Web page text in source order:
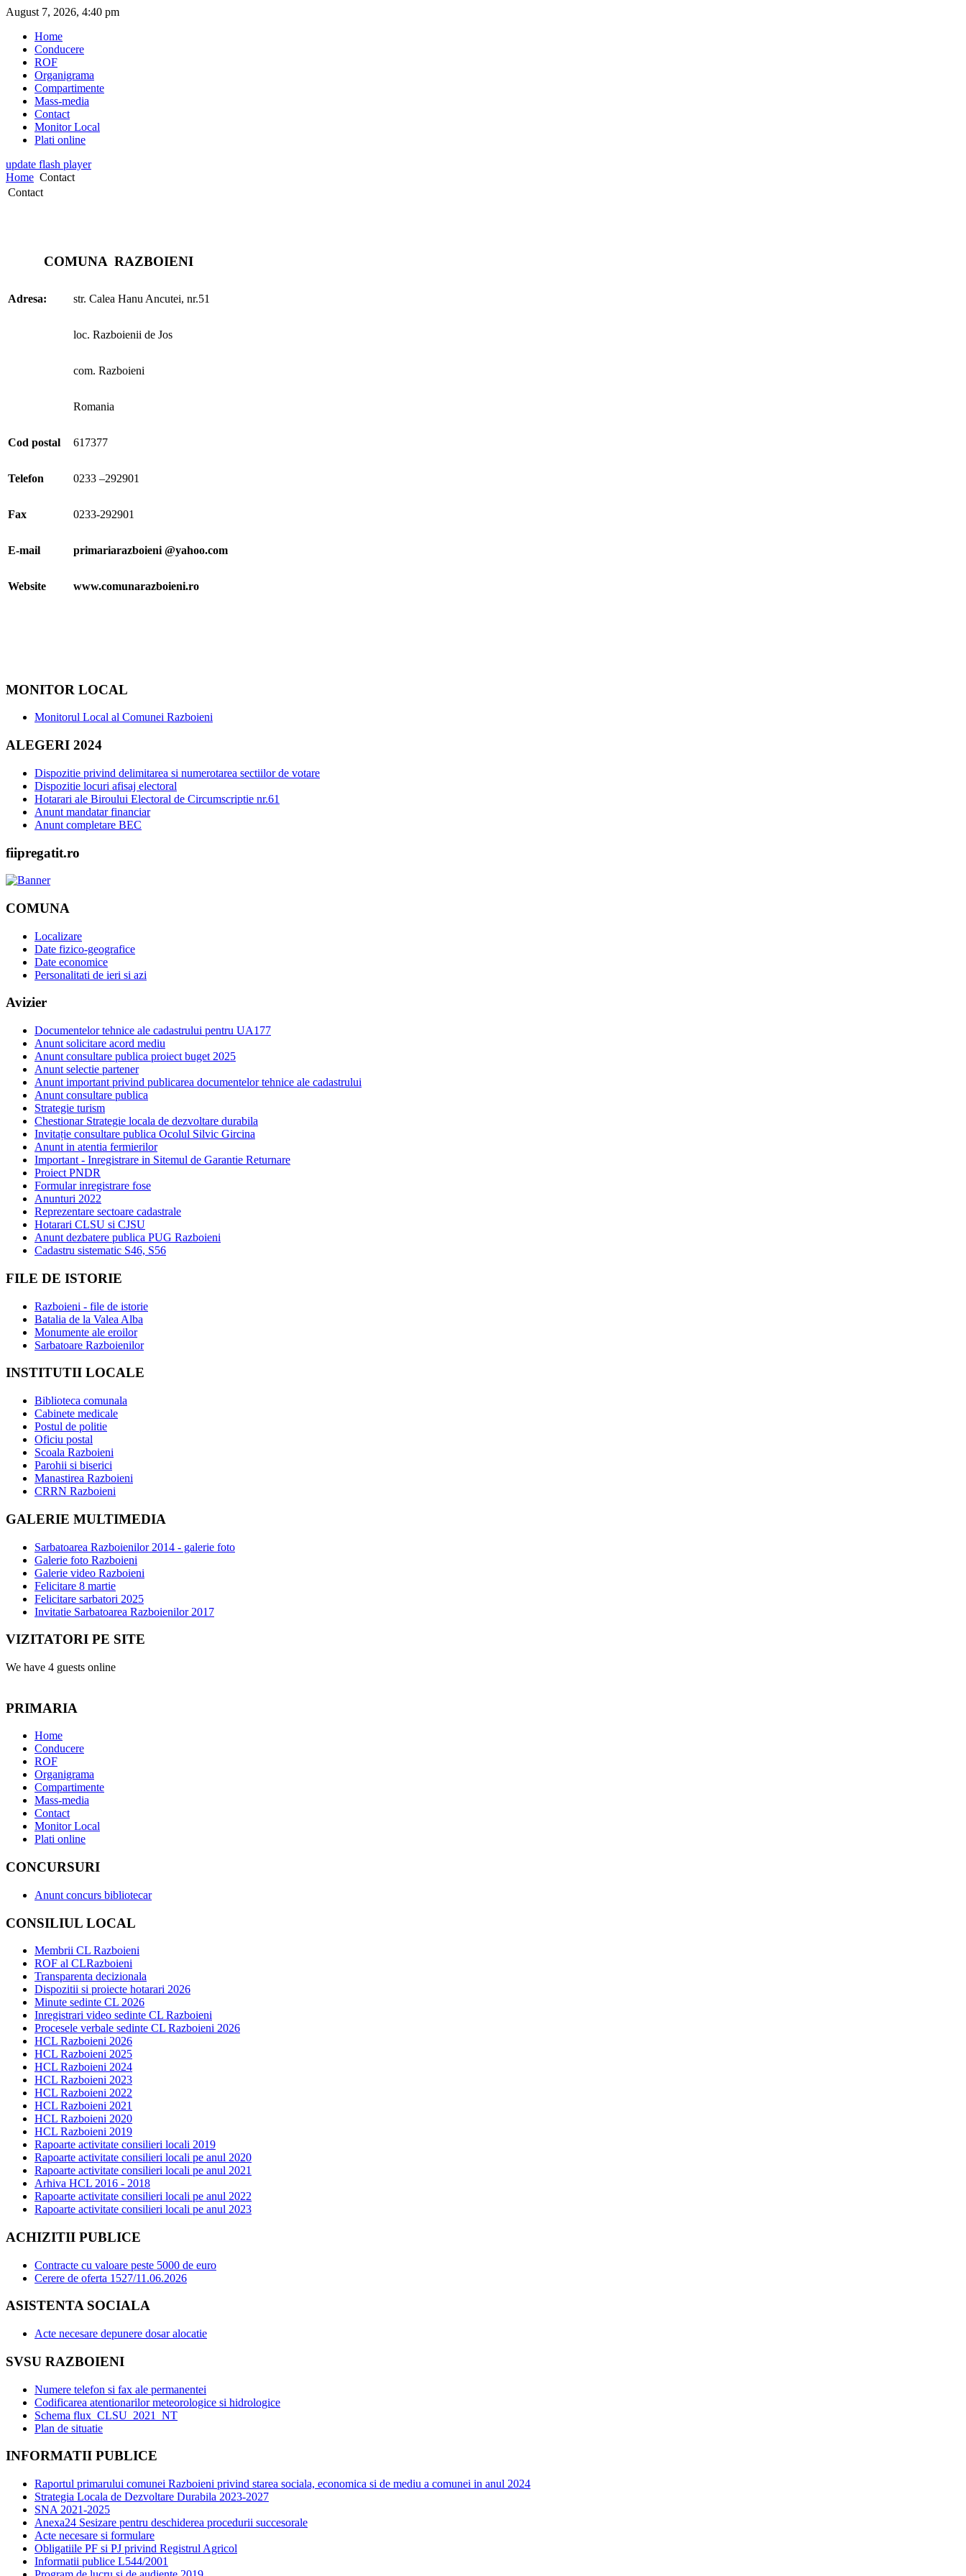
August 7, 2026, 4:40 pm
Home
Conducere
ROF
Organigrama
Compartimente
Mass-media
Contact
Monitor Local
Plati online
update flash player
Home Contact
Contact
COMUNA RAZBOIENI
Adresa: str. Calea Hanu Ancutei, nr.51
loc. Razboienii de Jos
com. Razboieni
Romania
Cod postal 617377
Telefon 0233 –292901
Fax 0233-292901
E-mail primariarazboieni @yahoo.com
Website www.comunarazboieni.ro
MONITOR LOCAL
Monitorul Local al Comunei Razboieni
ALEGERI 2024
Dispozitie privind delimitarea si numerotarea sectiilor de votare
Dispozitie locuri afisaj electoral
Hotarari ale Biroului Electoral de Circumscriptie nr.61
Anunt mandatar financiar
Anunt completare BEC
fiipregatit.ro
COMUNA
Localizare
Date fizico-geografice
Date economice
Personalitati de ieri si azi
Avizier
Documentelor tehnice ale cadastrului pentru UA177
Anunt solicitare acord mediu
Anunt consultare publica proiect buget 2025
Anunt selectie partener
Anunt important privind publicarea documentelor tehnice ale cadastrului
Anunt consultare publica
Strategie turism
Chestionar Strategie locala de dezvoltare durabila
Invitație consultare publica Ocolul Silvic Gircina
Anunt in atentia fermierilor
Important - Inregistrare in Sitemul de Garantie Returnare
Proiect PNDR
Formular inregistrare fose
Anunturi 2022
Reprezentare sectoare cadastrale
Hotarari CLSU si CJSU
Anunt dezbatere publica PUG Razboieni
Cadastru sistematic S46, S56
FILE DE ISTORIE
Razboieni - file de istorie
Batalia de la Valea Alba
Monumente ale eroilor
Sarbatoare Razboienilor
INSTITUTII LOCALE
Biblioteca comunala
Cabinete medicale
Postul de politie
Oficiu postal
Scoala Razboieni
Parohii si biserici
Manastirea Razboieni
CRRN Razboieni
GALERIE MULTIMEDIA
Sarbatoarea Razboienilor 2014 - galerie foto
Galerie foto Razboieni
Galerie video Razboieni
Felicitare 8 martie
Felicitare sarbatori 2025
Invitatie Sarbatoarea Razboienilor 2017
VIZITATORI PE SITE
We have 4 guests online
PRIMARIA
Home
Conducere
ROF
Organigrama
Compartimente
Mass-media
Contact
Monitor Local
Plati online
CONCURSURI
Anunt concurs bibliotecar
CONSILIUL LOCAL
Membrii CL Razboieni
ROF al CLRazboieni
Transparenta decizionala
Dispozitii si proiecte hotarari 2026
Minute sedinte CL 2026
Inregistrari video sedinte CL Razboieni
Procesele verbale sedinte CL Razboieni 2026
HCL Razboieni 2026
HCL Razboieni 2025
HCL Razboieni 2024
HCL Razboieni 2023
HCL Razboieni 2022
HCL Razboieni 2021
HCL Razboieni 2020
HCL Razboieni 2019
Rapoarte activitate consilieri locali 2019
Rapoarte activitate consilieri locali pe anul 2020
Rapoarte activitate consilieri locali pe anul 2021
Arhiva HCL 2016 - 2018
Rapoarte activitate consilieri locali pe anul 2022
Rapoarte activitate consilieri locali pe anul 2023
ACHIZITII PUBLICE
Contracte cu valoare peste 5000 de euro
Cerere de oferta 1527/11.06.2026
ASISTENTA SOCIALA
Acte necesare depunere dosar alocatie
SVSU RAZBOIENI
Numere telefon si fax ale permanentei
Codificarea atentionarilor meteorologice si hidrologice
Schema flux_CLSU_2021_NT
Plan de situatie
INFORMATII PUBLICE
Raportul primarului comunei Razboieni privind starea sociala, economica si de mediu a comunei in anul 2024
Strategia Locala de Dezvoltare Durabila 2023-2027
SNA 2021-2025
Anexa24 Sesizare pentru deschiderea procedurii succesorale
Acte necesare si formulare
Obligatiile PF si PJ privind Registrul Agricol
Informatii publice L544/2001